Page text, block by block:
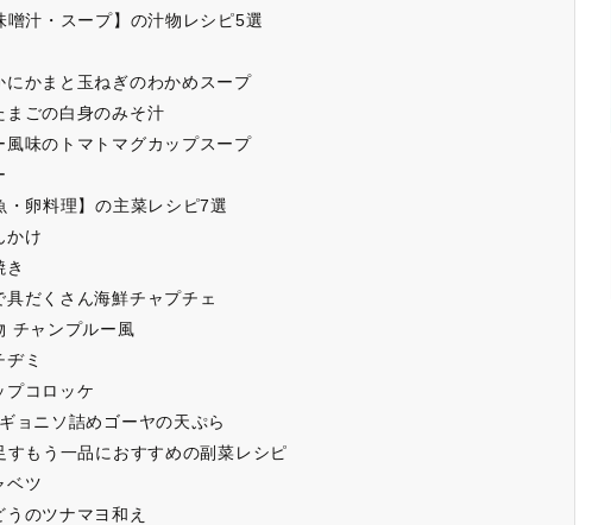
噌汁・スープ】の汁物レシピ5選
かまと玉ねぎのわかめスープ
ごの白身のみそ汁
味のトマトマグカップスープ
卵料理】の主菜レシピ7選
かけ
だくさん海鮮チャプチェ
チャンプルー風
ミ
コロッケ
ョニソ詰めゴーヤの天ぷら
すもう一品におすすめの副菜レシピ
ベツ
のツナマヨ和え